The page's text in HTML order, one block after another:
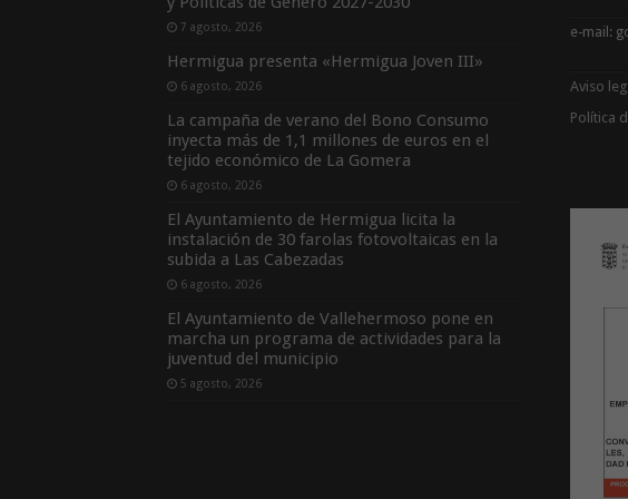
7 agosto, 2026
Hermigua presenta «Hermigua Joven III»
6 agosto, 2026
La campaña de verano del Bono Consumo
inyecta más de 1,1 millones de euros en el
tejido económico de La Gomera
6 agosto, 2026
El Ayuntamiento de Hermigua licita la
instalación de 30 farolas fotovoltaicas en la
subida a Las Cabezadas
6 agosto, 2026
El Ayuntamiento de Vallehermoso pone en
marcha un programa de actividades para la
juventud del municipio
5 agosto, 2026
e-mail:
Aviso
Política